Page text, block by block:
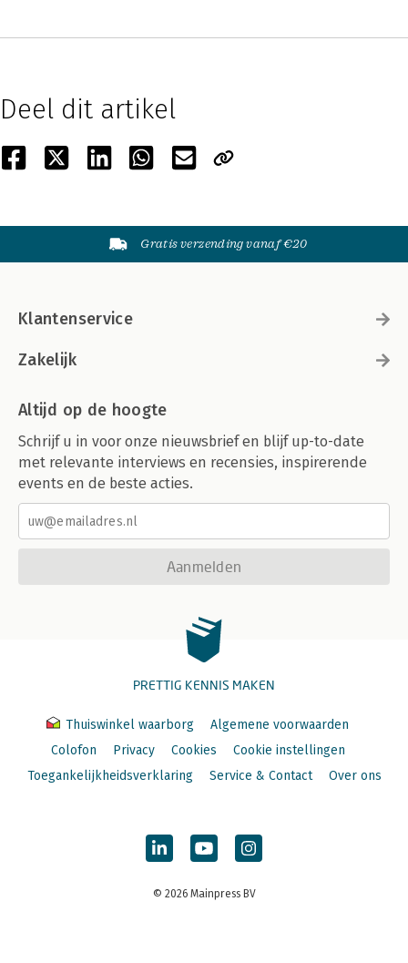
Deel dit artikel
Gratis verzending vanaf €20
Klantenservice
Zakelijk
Altijd op de hoogte
Schrijf u in voor onze nieuwsbrief en blijf up-to-date
met relevante interviews en recensies, inspirerende
events en de beste acties.
Aanmelden
PRETTIG KENNIS MAKEN
Thuiswinkel waarborg
Algemene voorwaarden
Colofon
Privacy Cookies
Cookie instellingen
Toegankelijkheidsverklaring
Service & Contact Over ons
© 2026 Mainpress BV